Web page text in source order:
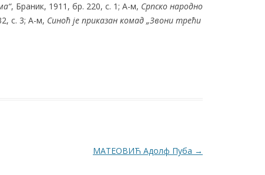
, Браник, 1911, бр. 220, с. 1; А-м, Српско народно
с. 3; А-м, Синоћ је приказан комад „Звони трећи
МАТЕОВИЋ Адолф Пуба →